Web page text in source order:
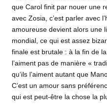
que Carol finit par nouer une
avec Zosia, c’est parler avec
amoureuse devient alors une
mondial, ce qui est assez
finale est brutale : à la fin de
l’aiment pas de manière «
qu’ils l’aiment autant que
C’est un amour sans
qui est peut-être la chose la